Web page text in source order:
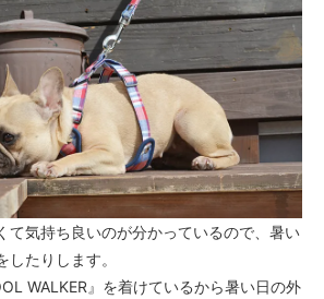
て気持ち良いのが分かっているので、暑い
たりします。
WALKER』を着けているから暑い日の外